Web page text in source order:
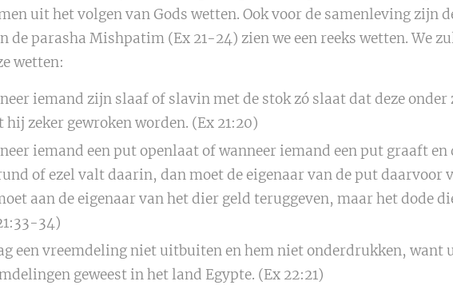
uit het volgen van Gods wetten. Ook voor de samenleving zijn
de parasha Mishpatim (Ex 21-24) zien we een reeks wetten. We
wetten:
iemand zijn slaaf of slavin met de stok zó slaat dat deze
hij zeker gewroken worden. (Ex 21:20)
iemand een put openlaat of wanneer iemand een put graaft
of ezel valt daarin, dan moet de eigenaar van de put daarvoor
aan de eigenaar van het dier geld teruggeven, maar het dode
34)
een vreemdeling niet uitbuiten en hem niet onderdrukken, want
geweest in het land Egypte. (Ex 22:21)